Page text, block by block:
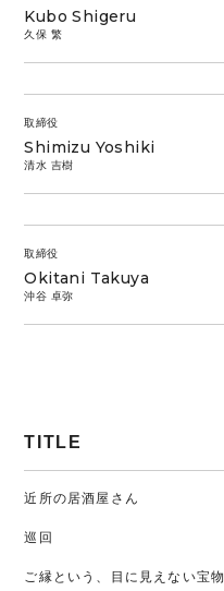
Kubo Shigeru
久保 繁
取締役
Shimizu Yoshiki
清水 吉樹
取締役
Okitani Takuya
沖谷 卓弥
TITLE
近所の居酒屋さん
巡回
ご縁という、目に見えない宝物